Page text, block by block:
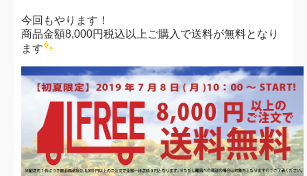
今回もやります！
商品金額8,000円税込以上ご購入で送料が無料となり
ます